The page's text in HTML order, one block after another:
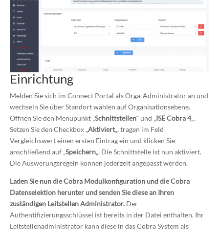
Einrichtung
Melden Sie sich im Connect Portal als Orga-Administrator an und
wechseln Sie über Standort wählen auf Organisationsebene.
Öffnen Sie den Menüpunkt „Schnittstellen“ und „ISE Cobra 4„.
Setzen Sie den Checkbox „Aktiviert„, tragen im Feld
Vergleichswert einen ersten Eintrag ein und klicken Sie
anschließend auf „Speichern„. Die Schnittstelle ist nun aktiviert.
Die Auswerungsregeln können jederzeit angepasst werden.
Laden Sie nun die Cobra Modulkonfiguration und die Cobra
Datenselektion herunter und senden Sie diese an Ihren
zuständigen Leitstellen Administrator. Der
Authentifizierungsschlüssel ist bereits in der Datei enthalten. Ihr
Leitstellenadministrator kann diese in das Cobra System als